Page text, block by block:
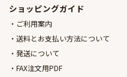
ショッピングガイド
ご利用案内
送料とお支払い方法について
発送について
FAX注文用PDF